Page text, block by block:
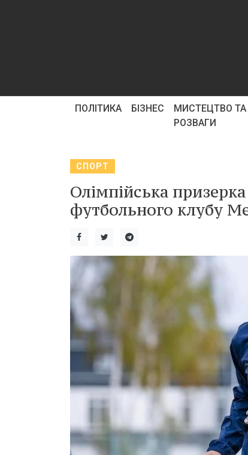
ПОЛІТИКА БІЗНЕС
МИСТЕЦТВО ТА
РОЗВАГИ
СПОРТ
Олімпійська
футбольного клубу